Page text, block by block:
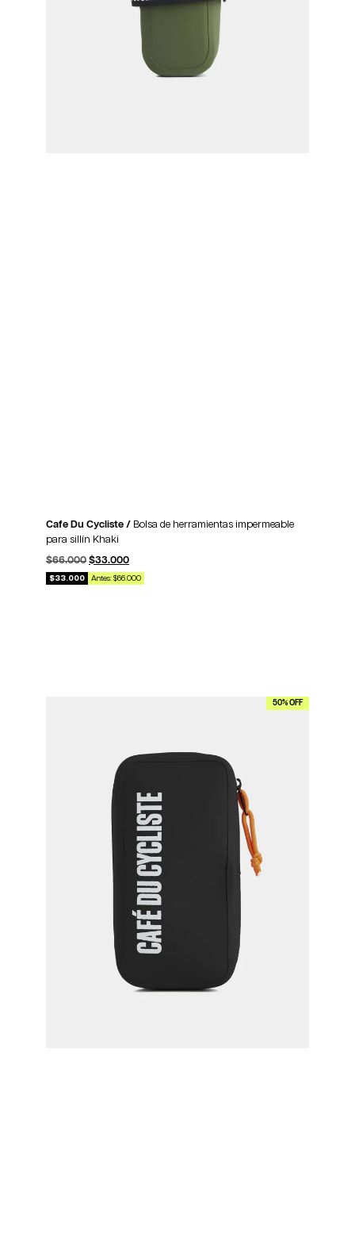
Cafe Du Cycliste / Bolsa de herramientas impermeable
para sillín Khaki
$66.000 $33.000
$33.000 Antes: $66.000
50% OFF